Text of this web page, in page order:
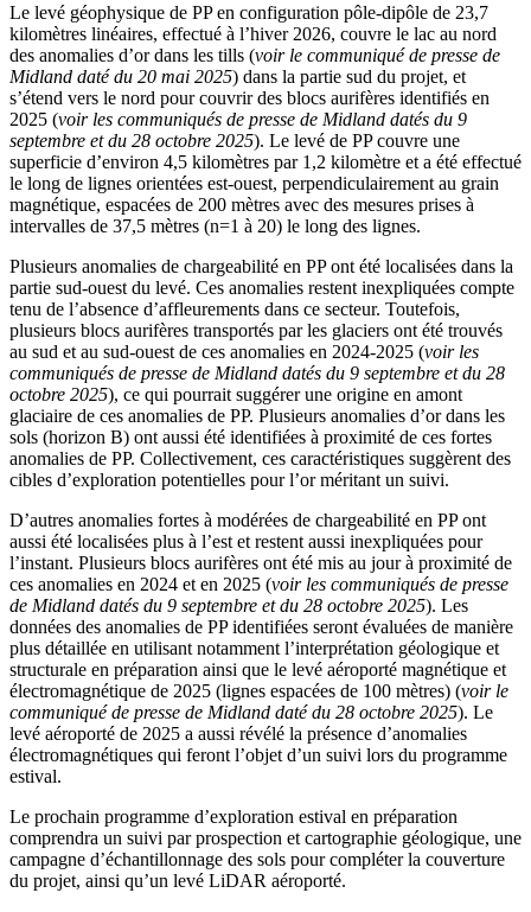
Le levé géophysique de PP en configuration pôle-dipôle de 23,7
kilomètres linéaires, effectué à l’hiver 2026, couvre le lac au nord
des anomalies d’or dans les tills (voir le communiqué de presse de
Midland daté du 20 mai 2025) dans la partie sud du projet, et
s’étend vers le nord pour couvrir des blocs aurifères identifiés en
2025 (voir les communiqués de presse de Midland datés du 9
septembre et du 28 octobre 2025). Le levé de PP couvre une
superficie d’environ 4,5 kilomètres par 1,2 kilomètre et a été effectué
le long de lignes orientées est-ouest, perpendiculairement au grain
magnétique, espacées de 200 mètres avec des mesures prises à
intervalles de 37,5 mètres (n=1 à 20) le long des lignes.
Plusieurs anomalies de chargeabilité en PP ont été localisées dans la
partie sud-ouest du levé. Ces anomalies restent inexpliquées compte
tenu de l’absence d’affleurements dans ce secteur. Toutefois,
plusieurs blocs aurifères transportés par les glaciers ont été trouvés
au sud et au sud-ouest de ces anomalies en 2024-2025 (voir les
communiqués de presse de Midland datés du 9 septembre et du 28
octobre 2025), ce qui pourrait suggérer une origine en amont
glaciaire de ces anomalies de PP. Plusieurs anomalies d’or dans les
sols (horizon B) ont aussi été identifiées à proximité de ces fortes
anomalies de PP. Collectivement, ces caractéristiques suggèrent des
cibles d’exploration potentielles pour l’or méritant un suivi.
D’autres anomalies fortes à modérées de chargeabilité en PP ont
aussi été localisées plus à l’est et restent aussi inexpliquées pour
l’instant. Plusieurs blocs aurifères ont été mis au jour à proximité de
ces anomalies en 2024 et en 2025 (voir les communiqués de presse
de Midland datés du 9 septembre et du 28 octobre 2025). Les
données des anomalies de PP identifiées seront évaluées de manière
plus détaillée en utilisant notamment l’interprétation géologique et
structurale en préparation ainsi que le levé aéroporté magnétique et
électromagnétique de 2025 (lignes espacées de 100 mètres) (voir le
communiqué de presse de Midland daté du 28 octobre 2025). Le
levé aéroporté de 2025 a aussi révélé la présence d’anomalies
électromagnétiques qui feront l’objet d’un suivi lors du programme
estival.
Le prochain programme d’exploration estival en préparation
comprendra un suivi par prospection et cartographie géologique, une
campagne d’échantillonnage des sols pour compléter la couverture
du projet, ainsi qu’un levé LiDAR aéroporté.